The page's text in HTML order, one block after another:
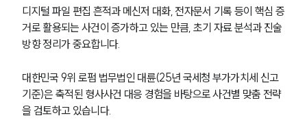
디지털 파일 편집 흔적과 메신저 대화, 전자문서 기록 등이 핵심 증
거로 활용되는 사건이 증가하고 있는 만큼, 초기 자료 분석과 진술
방향 정리가 중요합니다.
대한민국 9위 로펌 법무법인 대륜(25년 국세청 부가가치세 신고
기준)은 축적된 형사사건 대응 경험을 바탕으로 사건별 맞춤 전략
을 검토하고 있습니다.